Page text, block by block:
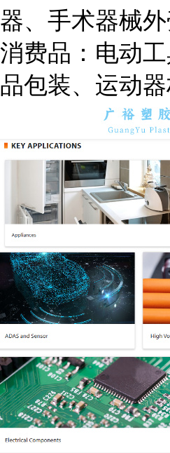
器、手术器械
消费品 ：电动
品包装、运动